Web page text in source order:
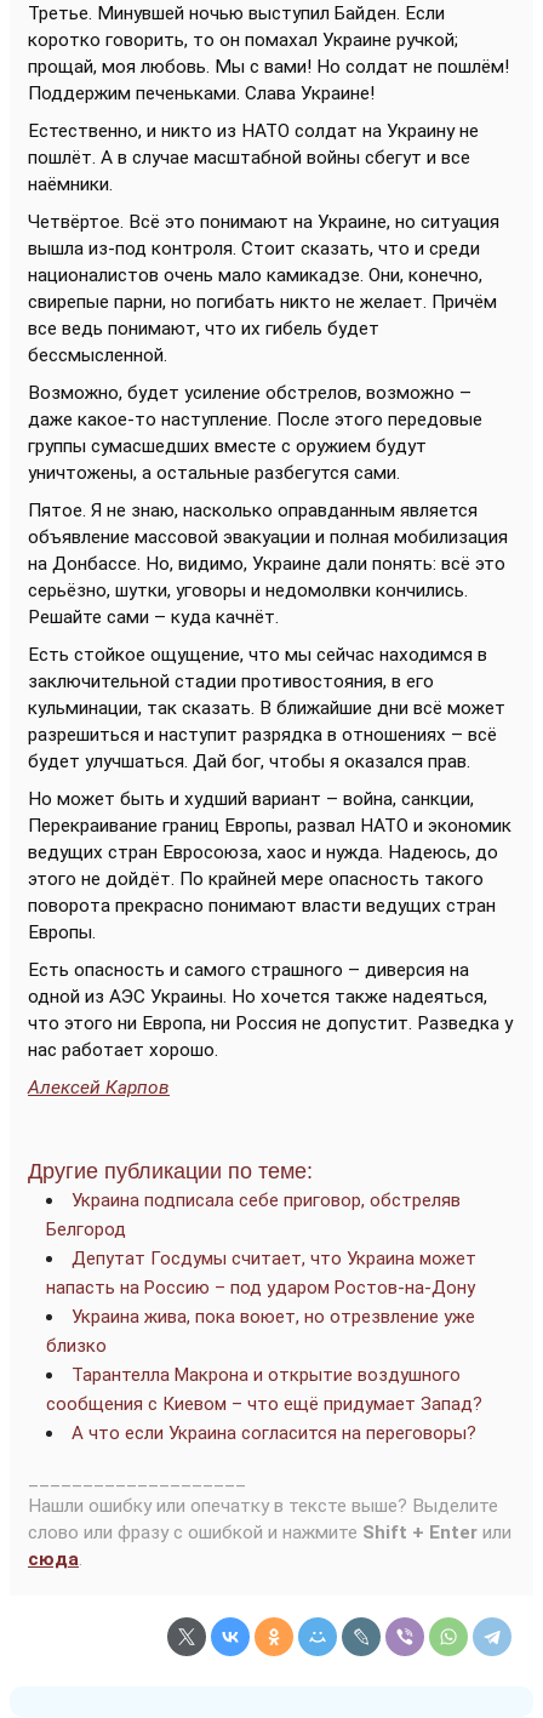
Третье. Минувшей ночью выступил Байден. Если
коротко говорить, то он помахал Украине ручкой;
прощай, моя любовь. Мы с вами! Но солдат не пошлём!
Поддержим печеньками. Слава Украине!
Естественно, и никто из НАТО солдат на Украину не
пошлёт. А в случае масштабной войны сбегут и все
наёмники.
Четвёртое. Всё это понимают на Украине, но ситуация
вышла из-под контроля. Стоит сказать, что и среди
националистов очень мало камикадзе. Они, конечно,
свирепые парни, но погибать никто не желает. Причём
все ведь понимают, что их гибель будет
бессмысленной.
Возможно, будет усиление обстрелов, возможно –
даже какое-то наступление. После этого передовые
группы сумасшедших вместе с оружием будут
уничтожены, а остальные разбегутся сами.
Пятое. Я не знаю, насколько оправданным является
объявление массовой эвакуации и полная мобилизация
на Донбассе. Но, видимо, Украине дали понять: всё это
серьёзно, шутки, уговоры и недомолвки кончились.
Решайте сами – куда качнёт.
Есть стойкое ощущение, что мы сейчас находимся в
заключительной стадии противостояния, в его
кульминации, так сказать. В ближайшие дни всё может
разрешиться и наступит разрядка в отношениях – всё
будет улучшаться. Дай бог, чтобы я оказался прав.
Но может быть и худший вариант – война, санкции,
Перекраивание границ Европы, развал НАТО и экономик
ведущих стран Евросоюза, хаос и нужда. Надеюсь, до
этого не дойдёт. По крайней мере опасность такого
поворота прекрасно понимают власти ведущих стран
Европы.
Есть опасность и самого страшного – диверсия на
одной из АЭС Украины. Но хочется также надеяться,
что этого ни Европа, ни Россия не допустит. Разведка у
нас работает хорошо.
Алексей Карпов
Другие публикации по теме:
Украина подписала себе приговор, обстреляв
Белгород
Депутат Госдумы считает, что Украина может
напасть на Россию – под ударом Ростов-на-Дону
Украина жива, пока воюет, но отрезвление уже
близко
Тарантелла Макрона и открытие воздушного
сообщения с Киевом – что ещё придумает Запад?
А что если Украина согласится на переговоры?
Нашли ошибку или опечатку в тексте выше? Выделите
слово или фразу с ошибкой и нажмите Shift + Enter или
сюда.